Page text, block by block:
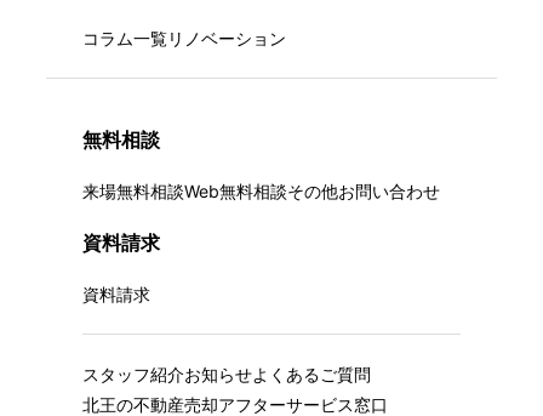
コラム一覧リノベーション
無料相談
来場無料相談Web無料相談その他お問い合わせ
資料請求
資料請求
スタッフ紹介お知らせよくあるご質問
北王の不動産売却アフターサービス窓口